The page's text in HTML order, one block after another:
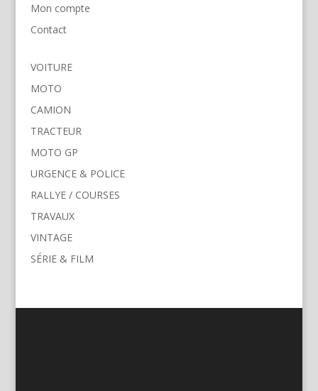
Mon compte
Contact
VOITURE
MOTO
CAMION
TRACTEUR
MOTO GP
URGENCE & POLICE
RALLYE / COURSES
TRAVAUX
VINTAGE
SÉRIE & FILM